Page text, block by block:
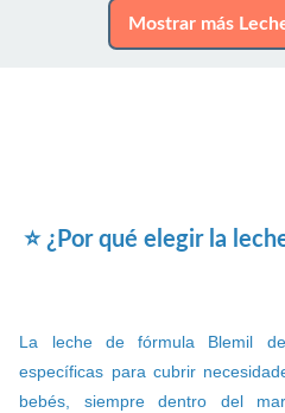
Mostrar más
⭐ ¿Por qué elegir la
La leche de fórmula Blemil
específicas para cubrir
bebés, siempre dentro del